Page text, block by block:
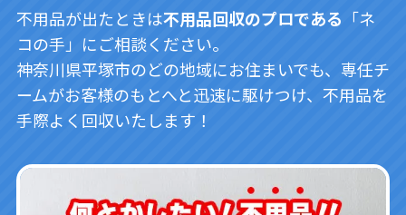
不用品が出たときは不用品回収のプロである 「ネ
コの手」にご相談ください。
神奈川県平塚市のどの地域にお住まいでも、専任チ
ームがお客様のもとへと迅速に駆けつけ、不用品を
手際よく回収いたします！